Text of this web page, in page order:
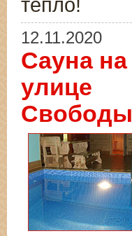
тепло!
12.11.2020
Сауна на
улице
Свободы